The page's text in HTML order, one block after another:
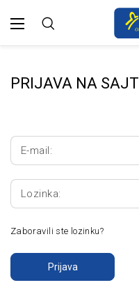
PRIJAVA NA SAJT
E-mail:
Lozinka:
Zaboravili ste lozinku?
Prijava